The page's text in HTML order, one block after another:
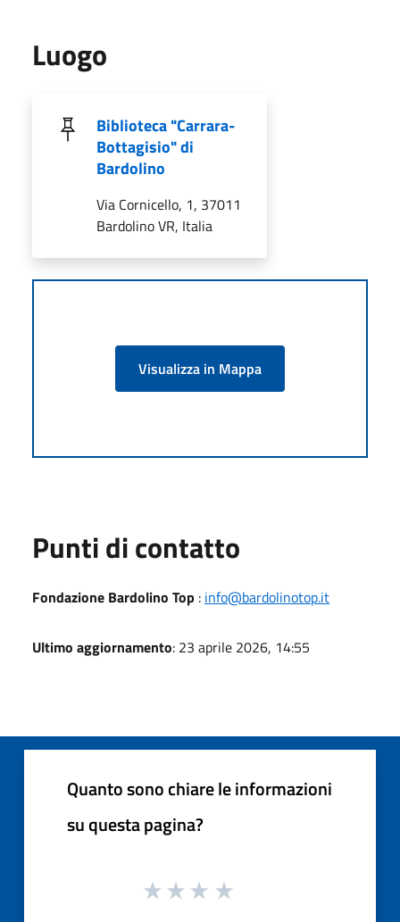
Luogo
Biblioteca "Carrara-
Bottagisio" di
Bardolino
Via Cornicello, 1, 37011
Bardolino VR, Italia
Visualizza in Mappa
Punti di contatto
Fondazione Bardolino Top : info@bardolinotop.it
Ultimo aggiornamento: 23 aprile 2026, 14:55
Quanto sono chiare le informazioni
su questa pagina?